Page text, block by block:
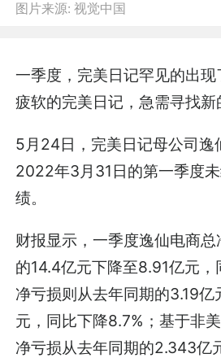
图片来源:视觉中国
一季度，完美日记罕见的出
疲软的完美日记，急需寻找新
5月24日，完美日记母公司逸
2022年3月31日的第一季度
绩。
财报显示，一季度逸仙电商
的14.4亿元下降至8.91亿元，
净亏损则从去年同期的3.19
元，同比下降8.7%；基于非
净亏损从去年同期的2.343亿